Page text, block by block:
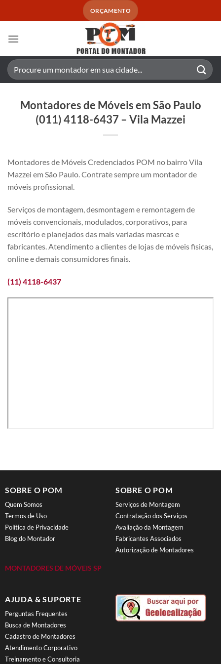
ORÇAMENTO
Pesquisar
por:
Montadores de Móveis em São Paulo
(011) 4118-6437 – Vila Mazzei
Montadores de Móveis Credenciados POM no bairro Vila
Mazzei em São Paulo. Contrate sempre um montador de
móveis profissional.
Serviços de montagem, desmontagem e remontagem de
móveis convencionais, modulados, corporativos, para
escritório e planejados das mais variadas masrcas e
fabricantes. Atendimento a clientes de lojas de móveis fisicas,
online e demais consumidores finais.
(11) 4118-6437
SOBRE O POM
Quem Somos
Termos de Uso
Política de Privacidade
Blog do Montador
MONTADORES DE MÓVEIS SP
SOBRE O POM
Serviços de Montagem
Contratação dos Serviços
Avaliação da Montagem
Fabricantes Associados
Autorização de Montadores
AJUDA & SUPORTE
Perguntas Frequentes
Busca de Montadores
Cadastro de Montadores
Atendimento Corporativo
Treinamento e Consultoria